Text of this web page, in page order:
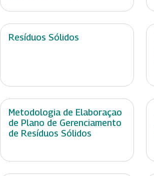
Resíduos Sólidos
Metodologia de Elaboraçao
de Plano de Gerenciamento
de Resíduos Sólidos